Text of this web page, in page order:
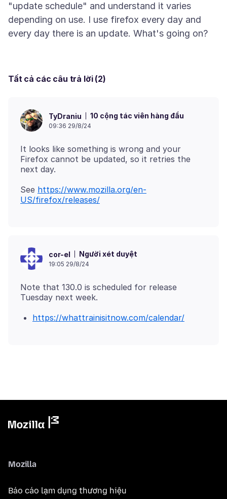
"update schedule" and understand it varies
depending on use. I use firefox every day and
Tất cả các câu trả lời (2)
TyDraniu 10 cộng tác viên hàng đầu
09:36 29/8/24
It looks like something is wrong and your
Firefox cannot be updated, so it retries the
See https://www.mozilla.org/en-
US/firefox/releases/
cor-el Người xét duyệt
19:05 29/8/24
Note that 130.0 is scheduled for release
https://whattrainisitnow.com/calendar/
Mozilla
Báo cáo lạm dụng thương hiệu